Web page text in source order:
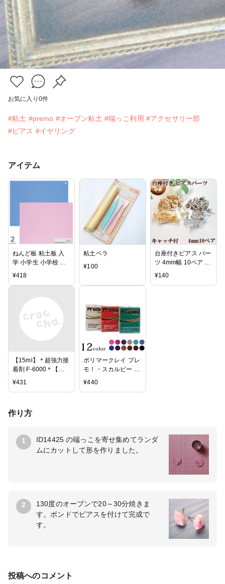
お気に入り 0件
#粘土 #premo #オーブン粘土 #端っこ利用 #アクセサリー部
#ピアス #イヤリング
アイテム
ねんど板 粘土板 入
学 小学生 小学校 自
由研究 工作 幼稚園
¥418
粘土ベラ
¥100
台座付きピアス パー
ツ 4mm幅 10ペア 20
個セット 全2色 《 ピ
¥140
【15ml】＊超強力接
着剤 F-6000＊【ノ
ズルが細く垂れにく
¥431
ポリマークレイ プレ
モ！・スカルピー プ
レモ 2oz 基本色 キャ
ト 手作りボタン
¥440
作り方
1
ID14425 の端っこを寄せ集めてランダ
ムにカットして形を作りました。
2
130度のオーブンで20～30分焼きま
す。ボンドでピアスを付けて完成で
す。
投稿へのコメント